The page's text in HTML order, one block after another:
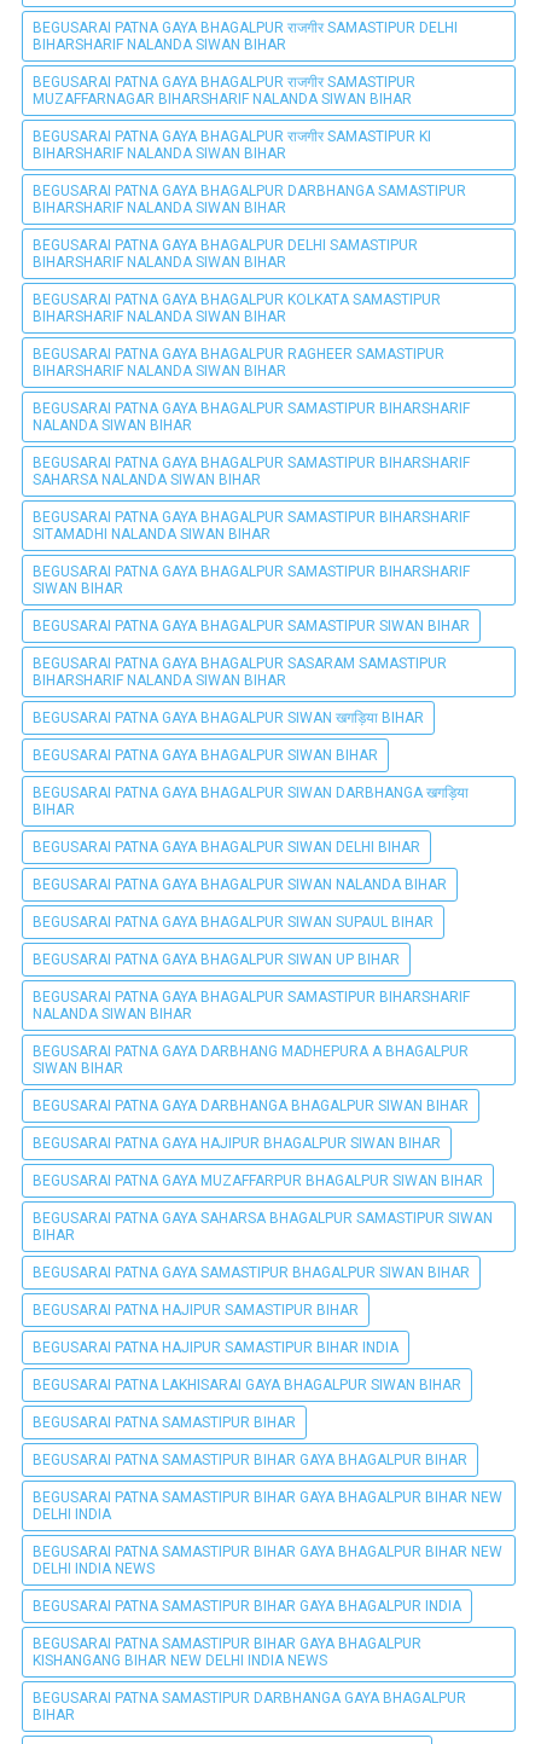
BEGUSARAI PATNA GAYA BHAGALPUR राजगीर SAMASTIPUR DELHI
BIHARSHARIF NALANDA SIWAN BIHAR
BEGUSARAI PATNA GAYA BHAGALPUR राजगीर SAMASTIPUR
MUZAFFARNAGAR BIHARSHARIF NALANDA SIWAN BIHAR
BEGUSARAI PATNA GAYA BHAGALPUR राजगीर SAMASTIPUR KI
BIHARSHARIF NALANDA SIWAN BIHAR
BEGUSARAI PATNA GAYA BHAGALPUR DARBHANGA SAMASTIPUR
BIHARSHARIF NALANDA SIWAN BIHAR
BEGUSARAI PATNA GAYA BHAGALPUR DELHI SAMASTIPUR
BIHARSHARIF NALANDA SIWAN BIHAR
BEGUSARAI PATNA GAYA BHAGALPUR KOLKATA SAMASTIPUR
BIHARSHARIF NALANDA SIWAN BIHAR
BEGUSARAI PATNA GAYA BHAGALPUR RAGHEER SAMASTIPUR
BIHARSHARIF NALANDA SIWAN BIHAR
BEGUSARAI PATNA GAYA BHAGALPUR SAMASTIPUR BIHARSHARIF
NALANDA SIWAN BIHAR
BEGUSARAI PATNA GAYA BHAGALPUR SAMASTIPUR BIHARSHARIF
SAHARSA NALANDA SIWAN BIHAR
BEGUSARAI PATNA GAYA BHAGALPUR SAMASTIPUR BIHARSHARIF
SITAMADHI NALANDA SIWAN BIHAR
BEGUSARAI PATNA GAYA BHAGALPUR SAMASTIPUR BIHARSHARIF
SIWAN BIHAR
BEGUSARAI PATNA GAYA BHAGALPUR SAMASTIPUR SIWAN BIHAR
BEGUSARAI PATNA GAYA BHAGALPUR SASARAM SAMASTIPUR
BIHARSHARIF NALANDA SIWAN BIHAR
BEGUSARAI PATNA GAYA BHAGALPUR SIWAN खगड़िया BIHAR
BEGUSARAI PATNA GAYA BHAGALPUR SIWAN BIHAR
BEGUSARAI PATNA GAYA BHAGALPUR SIWAN DARBHANGA खगड़िया
BIHAR
BEGUSARAI PATNA GAYA BHAGALPUR SIWAN DELHI BIHAR
BEGUSARAI PATNA GAYA BHAGALPUR SIWAN NALANDA BIHAR
BEGUSARAI PATNA GAYA BHAGALPUR SIWAN SUPAUL BIHAR
BEGUSARAI PATNA GAYA BHAGALPUR SIWAN UP BIHAR
BEGUSARAI PATNA GAYA BHAGALPUR SAMASTIPUR BIHARSHARIF
NALANDA SIWAN BIHAR
BEGUSARAI PATNA GAYA DARBHANG MADHEPURA A BHAGALPUR
SIWAN BIHAR
BEGUSARAI PATNA GAYA DARBHANGA BHAGALPUR SIWAN BIHAR
BEGUSARAI PATNA GAYA HAJIPUR BHAGALPUR SIWAN BIHAR
BEGUSARAI PATNA GAYA MUZAFFARPUR BHAGALPUR SIWAN BIHAR
BEGUSARAI PATNA GAYA SAHARSA BHAGALPUR SAMASTIPUR SIWAN
BIHAR
BEGUSARAI PATNA GAYA SAMASTIPUR BHAGALPUR SIWAN BIHAR
BEGUSARAI PATNA HAJIPUR SAMASTIPUR BIHAR
BEGUSARAI PATNA HAJIPUR SAMASTIPUR BIHAR INDIA
BEGUSARAI PATNA LAKHISARAI GAYA BHAGALPUR SIWAN BIHAR
BEGUSARAI PATNA SAMASTIPUR BIHAR
BEGUSARAI PATNA SAMASTIPUR BIHAR GAYA BHAGALPUR BIHAR
BEGUSARAI PATNA SAMASTIPUR BIHAR GAYA BHAGALPUR BIHAR NEW
DELHI INDIA
BEGUSARAI PATNA SAMASTIPUR BIHAR GAYA BHAGALPUR BIHAR NEW
DELHI INDIA NEWS
BEGUSARAI PATNA SAMASTIPUR BIHAR GAYA BHAGALPUR INDIA
BEGUSARAI PATNA SAMASTIPUR BIHAR GAYA BHAGALPUR
KISHANGANG BIHAR NEW DELHI INDIA NEWS
BEGUSARAI PATNA SAMASTIPUR DARBHANGA GAYA BHAGALPUR
BIHAR